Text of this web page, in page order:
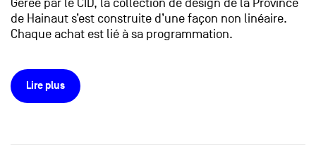
Gérée par le CID, la collection de design de la Province
de Hainaut s’est construite d’une façon non linéaire.
Chaque achat est lié à sa programmation.
Lire plus